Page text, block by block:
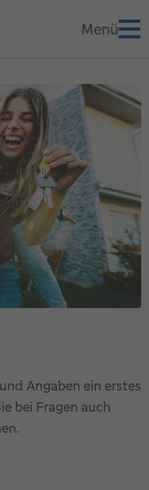
Angaben ein erstes
bei Fragen auch